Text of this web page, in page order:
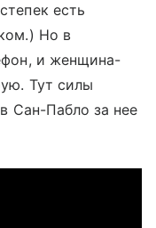
есть
Но в
и женщина-
Тут силы
Сан-Пабло за нее